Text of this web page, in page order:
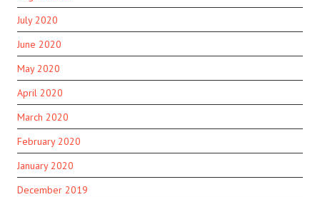
July 2020
June 2020
May 2020
April 2020
March 2020
February 2020
January 2020
December 2019